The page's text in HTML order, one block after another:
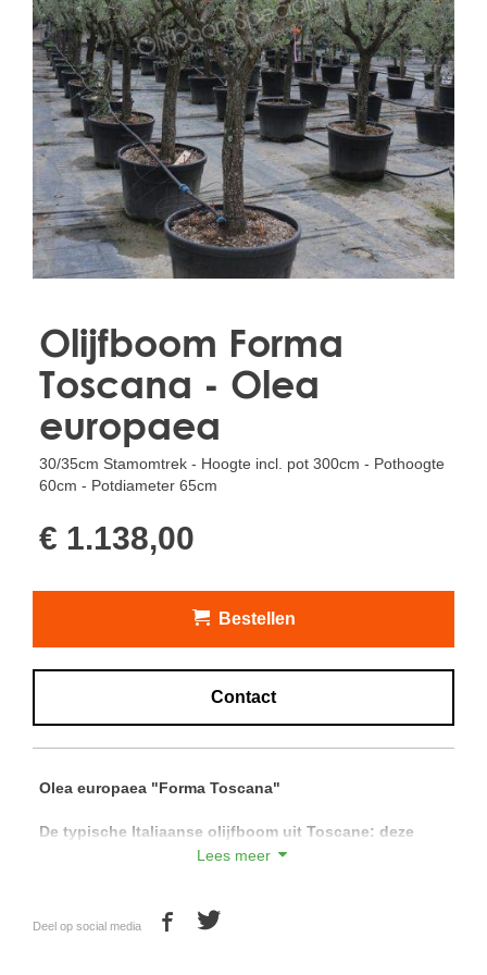
Treesafe
VORSTBESCHERMINGVOORBOMEN.NL
WINTERSCHUTZFUERBAEUME.DE
FROSTPROTECTIONFORTREES.CO.UK
Terracotta
TERRACOTTA.NL
TERRACOTTA.BE
TERRAKOTTA.DE
Olijfboom Forma
Toscana - Olea
europaea
30/35cm Stamomtrek - Hoogte incl. pot 300cm - Pothoogte
60cm - Potdiameter 65cm
€ 1.138,00
Bestellen
Contact
Olea europaea "Forma Toscana"
De typische Italiaanse olijfboom uit Toscane: deze
olijfbomen zijn gelimiteerd doordat deze in Italië vallen
Toscana" is te herkennen aan de typisch Italiaanse
Lees meer
Deel op social media